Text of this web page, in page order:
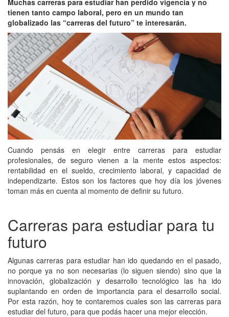
tienen tanto campo laboral, pero en un mundo tan
globalizado las “carreras del futuro” te interesarán.
Cuando pensás en elegir entre carreras para estudiar
profesionales, de seguro vienen a la mente estos aspectos:
rentabilidad en el sueldo, crecimiento laboral, y capacidad de
independizarte. Estos son los factores que hoy día los jóvenes
toman más en cuenta al momento de definir su futuro.
Carreras para estudiar para tu
futuro
Algunas carreras para estudiar han ido quedando en el pasado,
no porque ya no son necesarias (lo siguen siendo) sino que la
innovación, globalización y desarrollo tecnológico las ha ido
suplantando en orden de importancia para el desarrollo social.
Por esta razón, hoy te contaremos cuales son las carreras para
estudiar del futuro, para que podás hacer una mejor elección.